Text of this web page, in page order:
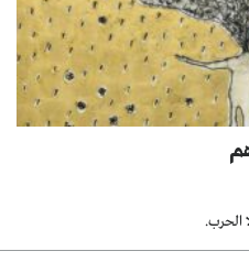
الحرب.